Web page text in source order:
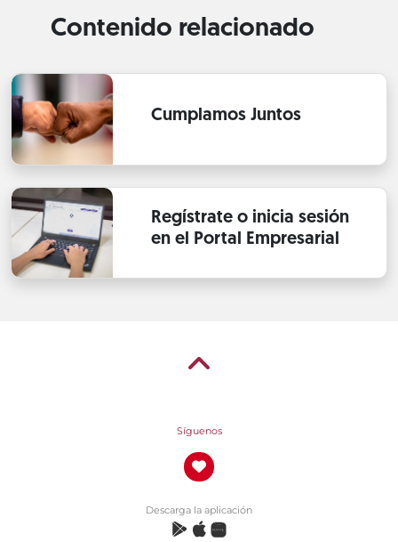
Contenido relacionado
Cumplamos Juntos
Regístrate o inicia sesión
en el Portal Empresarial
Síguenos
Descarga la aplicación